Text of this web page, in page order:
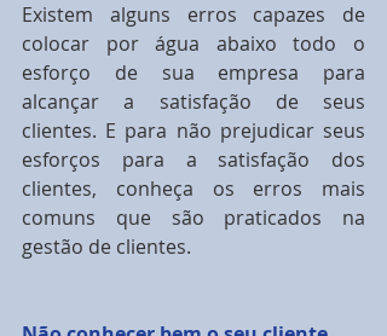
Existem alguns erros capazes de
colocar por água abaixo todo o
esforço de sua empresa para
alcançar a satisfação de seus
clientes. E para não prejudicar seus
esforços para a satisfação dos
clientes, conheça os erros mais
comuns que são praticados na
gestão de clientes.